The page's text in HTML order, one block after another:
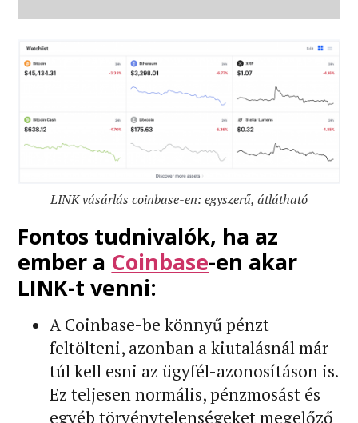
LINK vásárlás coinbase-en: egyszerű, átlátható
Fontos tudnivalók, ha az
ember a Coinbase-en akar
LINK-t venni:
A Coinbase-be könnyű pénzt
feltölteni, azonban a kiutalásnál már
túl kell esni az ügyfél-azonosításon is.
Ez teljesen normális, pénzmosást és
egyéb törvénytelenségeket megelőző